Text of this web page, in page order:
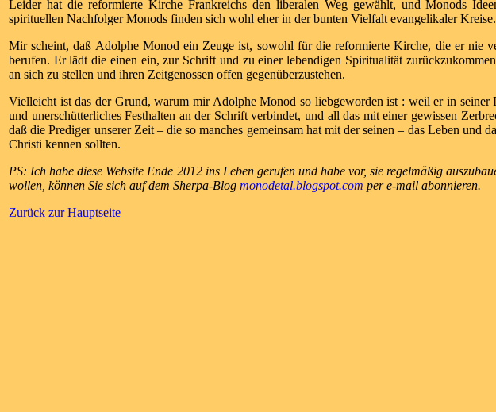
Leider hat die reformierte Kirche Frankreichs den liberalen Weg gewählt, und Monods
spirituellen Nachfolger Monods finden sich wohl eher in der bunten Vielfalt evangelikaler Kreise.
Mir scheint, daß Adolphe Monod ein Zeuge ist, sowohl für die reformierte Kirche, die er nie
berufen. Er lädt die einen ein, zur Schrift und zu einer lebendigen Spiritualität
an sich zu stellen und ihren Zeitgenossen offen gegenüberzustehen.
Vielleicht ist das der Grund, warum mir Adolphe Monod so liebgeworden ist : weil er in
und unerschütterliches Festhalten an der Schrift verbindet, und all das mit einer gewissen
daß die Prediger unserer Zeit – die so manches gemeinsam hat mit der seinen – das Leben und
Christi kennen sollten.
PS: Ich habe diese Website Ende 2012 ins Leben gerufen und habe vor, sie regelmäßig
wollen, können Sie sich auf dem Sherpa-Blog monodetal.blogspot.com per e-mail abonnieren.
Zurück zur Hauptseite